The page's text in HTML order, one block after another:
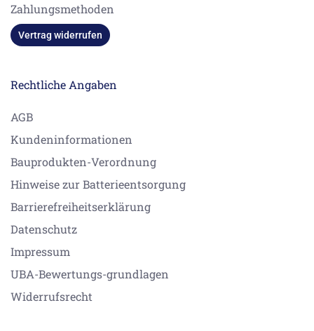
Zahlungsmethoden
Vertrag widerrufen
Rechtliche Angaben
AGB
Kundeninformationen
Bauprodukten-Verordnung
Hinweise zur Batterieentsorgung
Barrierefreiheitserklärung
Datenschutz
Impressum
UBA-Bewertungs-grundlagen
Widerrufsrecht